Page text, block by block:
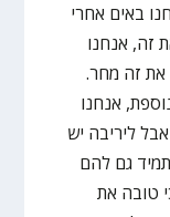
באים אחרי
זה, אנחנו
את זה מחר.
פעם נוספת, אנחנו
ליריבה יש
גם להם
טובה את